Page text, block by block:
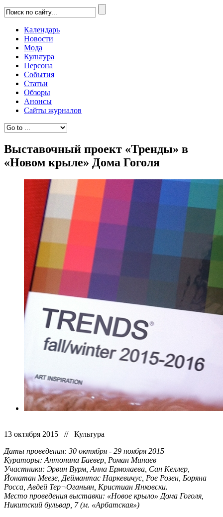
Календарь
Новости
Мода
Культура
Персона
События
Статьи
Обзоры
Анонсы
Сайты журналов
Выставочный проект «Тренды» в
«Новом крыле» Дома Гоголя
13 октября 2015 // Культура
Даты проведения: 30 октября - 29 ноября 2015
Кураторы: Антонина Баевер, Роман Минаев
Участники: Эрвин Вурм, Анна Ермолаева, Сан Келлер,
Йонатан Меезе, Деймантас Наркевичус, Рое Розен, Боряна
Росса, Авдей Тер¬Оганьян, Кристиан Янковски.
Место проведения выставки: «Новое крыло» Дома Гоголя,
Никитский бульвар, 7 (м. «Арбатская»)